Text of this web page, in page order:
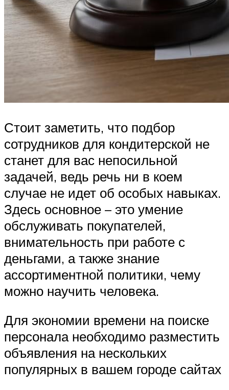
Стоит заметить, что подбор
сотрудников для кондитерской не
станет для вас непосильной
задачей, ведь речь ни в коем
случае не идет об особых навыках.
Здесь основное – это умение
обслуживать покупателей,
внимательность при работе с
деньгами, а также знание
ассортиментной политики, чему
можно научить человека.
Для экономии времени на поиске
персонала необходимо разместить
объявления на нескольких
популярных в вашем городе сайтах